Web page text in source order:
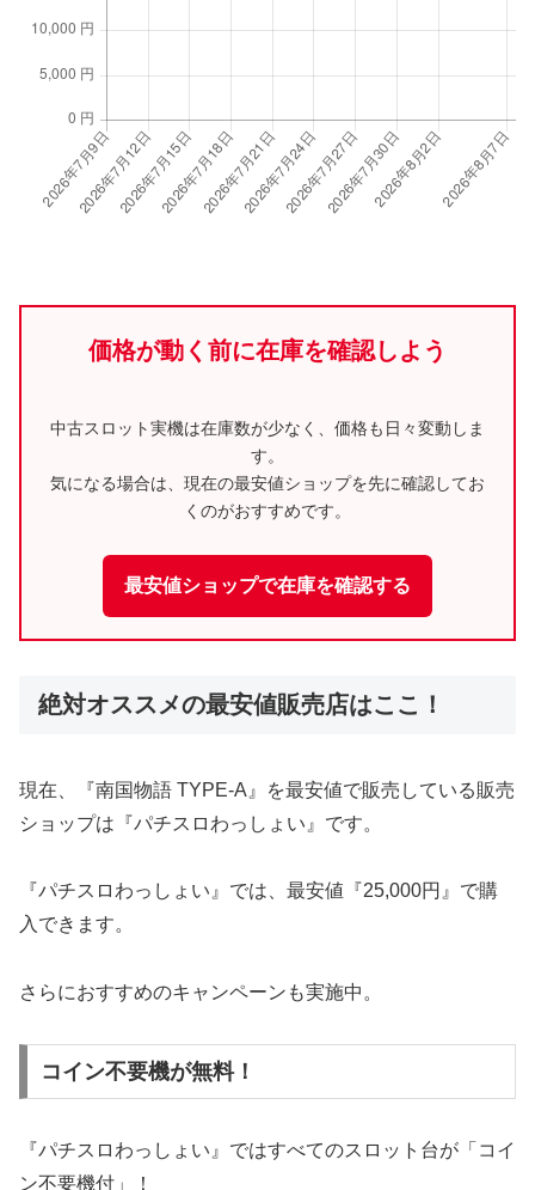
価格が動く前に在庫を確認しよう
中古スロット実機は在庫数が少なく、価格も日々変動しま
す。
気になる場合は、現在の最安値ショップを先に確認してお
くのがおすすめです。
最安値ショップで在庫を確認する
絶対オススメの最安値販売店はここ！
現在、『南国物語 TYPE-A』を最安値で販売している販売
ショップは『パチスロわっしょい』です。
『パチスロわっしょい』では、最安値『25,000円』で購
入できます。
さらにおすすめのキャンペーンも実施中。
コイン不要機が無料！
『パチスロわっしょい』ではすべてのスロット台が「コイ
ン不要機付」！